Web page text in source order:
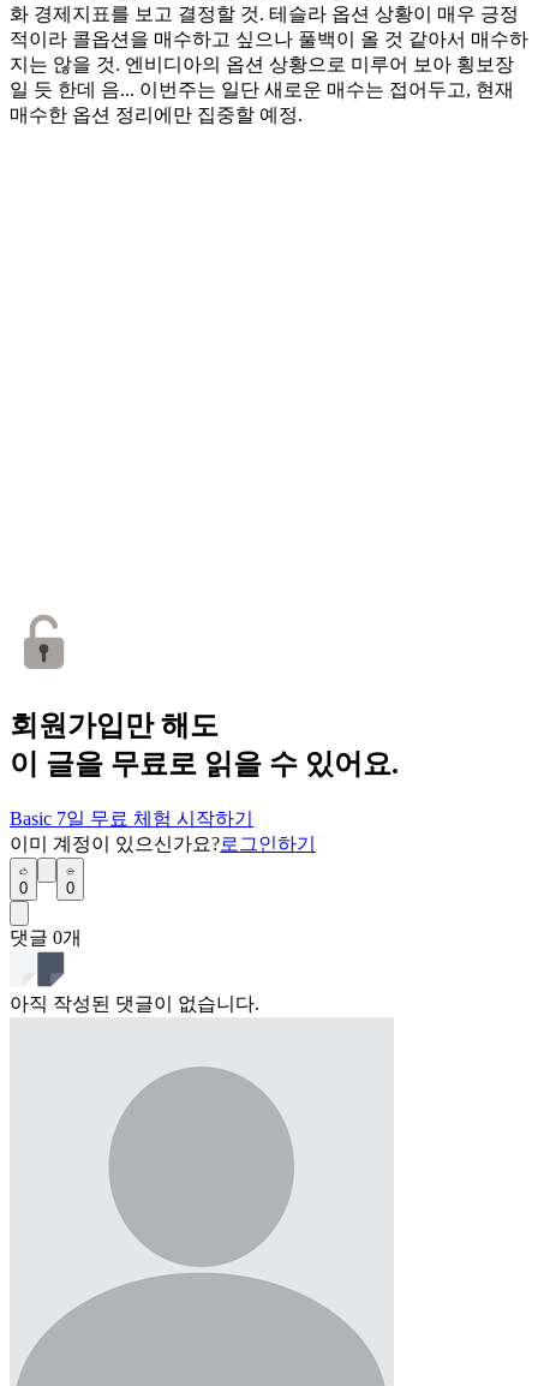
화 경제지표를 보고 결정할 것. 테슬라 옵션 상황이 매우 긍정
적이라 콜옵션을 매수하고 싶으나 풀백이 올 것 같아서 매수하
지는 않을 것. 엔비디아의 옵션 상황으로 미루어 보아 횡보장
일 듯 한데 음... 이번주는 일단 새로운 매수는 접어두고, 현재
매수한 옵션 정리에만 집중할 예정.
회원가입만 해도
이 글을 무료로 읽을 수 있어요.
Basic 7일 무료 체험 시작하기
이미 계정이 있으신가요?로그인하기
0 0
댓글 0개
아직 작성된 댓글이 없습니다.